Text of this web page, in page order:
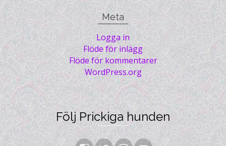
Meta
Logga in
Flöde för inlägg
Flöde för kommentarer
WordPress.org
Följ Prickiga hunden